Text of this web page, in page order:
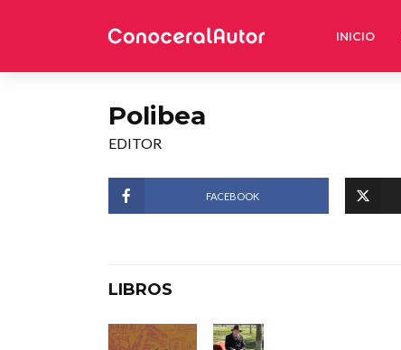
INICIO
Polibea
EDITOR
FACEBOOK
LIBROS